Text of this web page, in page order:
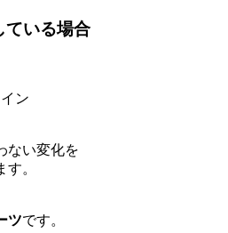
ている場合
ン
ない変化を
。
ツです。